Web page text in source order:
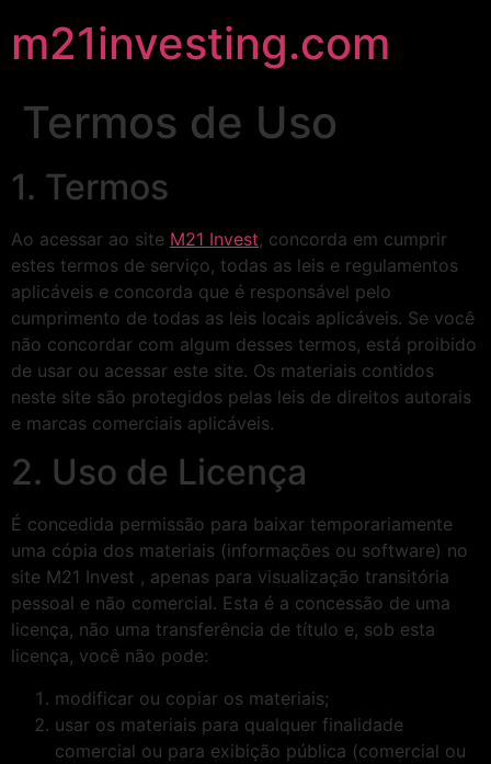
m21investing.com
Termos de Uso
1. Termos
Ao acessar ao site M21 Invest, concorda em cumprir
estes termos de serviço, todas as leis e regulamentos
aplicáveis ​​e concorda que é responsável pelo
cumprimento de todas as leis locais aplicáveis. Se você
não concordar com algum desses termos, está proibido
de usar ou acessar este site. Os materiais contidos
neste site são protegidos pelas leis de direitos autorais
e marcas comerciais aplicáveis.
2. Uso de Licença
É concedida permissão para baixar temporariamente
uma cópia dos materiais (informações ou software) no
site M21 Invest , apenas para visualização transitória
pessoal e não comercial. Esta é a concessão de uma
licença, não uma transferência de título e, sob esta
licença, você não pode:
modificar ou copiar os materiais;
usar os materiais para qualquer finalidade
comercial ou para exibição pública (comercial ou